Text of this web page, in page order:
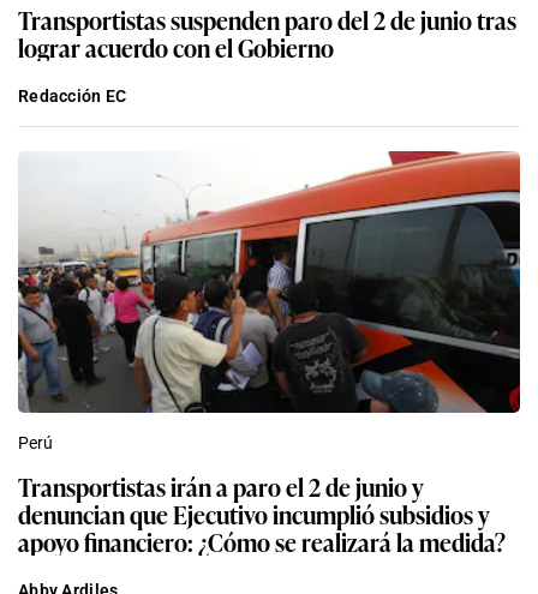
Transportistas suspenden paro del 2 de junio tras
lograr acuerdo con el Gobierno
Redacción EC
Perú
Transportistas irán a paro el 2 de junio y
denuncian que Ejecutivo incumplió subsidios y
apoyo financiero: ¿Cómo se realizará la medida?